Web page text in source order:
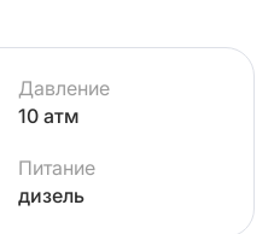
Давление
10 атм
Питание
дизель